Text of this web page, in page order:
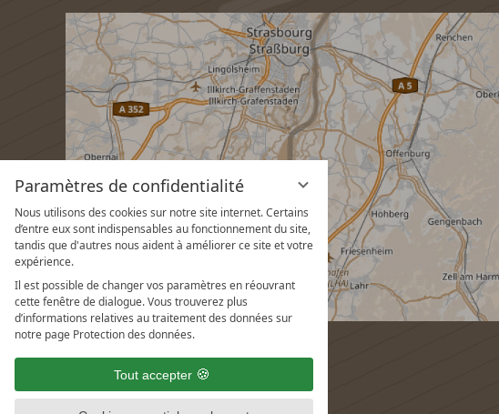
Paramètres de confidentialité
Nous utilisons des cookies sur notre site internet. Certains
d’entre eux sont indispensables au fonctionnement du site,
tandis que d'autres nous aident à améliorer ce site et votre
expérience.
Il est possible de changer vos paramètres en réouvrant
cette fenêtre de dialogue. Vous trouverez plus
d’informations relatives au traitement des données sur
notre page Protection des données.
Tout accepter